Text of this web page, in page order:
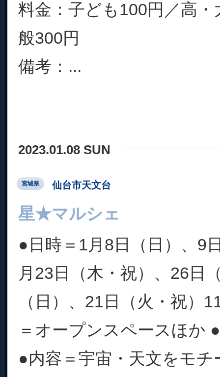
料金：子ども100円／高
般300円
備考：...
2023.01.08 SUN
宮城県 仙台市天文台
星★マルシェ
●日時＝1月8日（日）、9
月23日（木・祝）、26日
（日）、21日（火・祝）
＝オープンスペースほか
●内容＝宇宙・天文をモ